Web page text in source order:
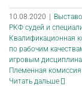
10.08.2020 |
РКФ судей и
Квалификационная
по рабочим
игровым
Племенная
Читать дальше